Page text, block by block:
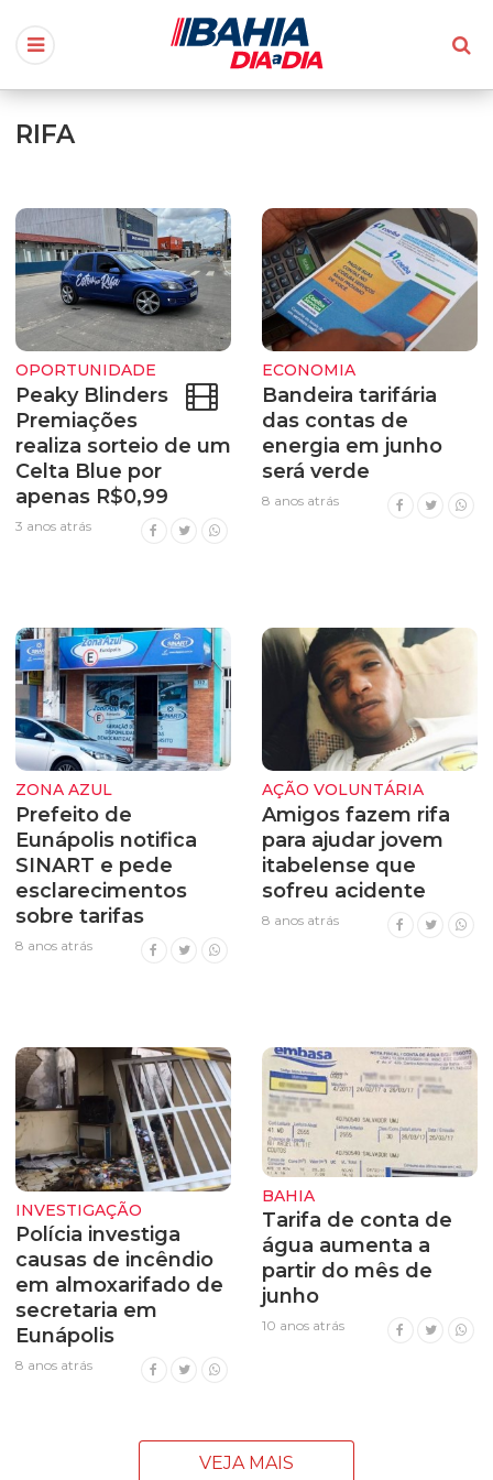
RIFA
OPORTUNIDADE
Peaky Blinders
Premiações
realiza sorteio de um
Celta Blue por
apenas R$0,99
3 anos atrás
ECONOMIA
Bandeira tarifária
das contas de
energia em junho
será verde
8 anos atrás
ZONA AZUL
Prefeito de
Eunápolis notifica
SINART e pede
esclarecimentos
sobre tarifas
8 anos atrás
AÇÃO VOLUNTÁRIA
Amigos fazem rifa
para ajudar jovem
itabelense que
sofreu acidente
8 anos atrás
INVESTIGAÇÃO
Polícia investiga
causas de incêndio
em almoxarifado de
secretaria em
Eunápolis
8 anos atrás
BAHIA
Tarifa de conta de
água aumenta a
partir do mês de
junho
10 anos atrás
VEJA MAIS